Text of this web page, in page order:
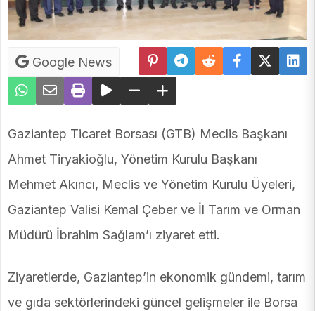
Google News
Gaziantep Ticaret Borsası (GTB) Meclis Başkanı
Ahmet Tiryakioğlu, Yönetim Kurulu Başkanı
Mehmet Akıncı, Meclis ve Yönetim Kurulu Üyeleri,
Gaziantep Valisi Kemal Çeber ve İl Tarım ve Orman
Müdürü İbrahim Sağlam’ı ziyaret etti.
Ziyaretlerde, Gaziantep’in ekonomik gündemi, tarım
ve gıda sektörlerindeki güncel gelişmeler ile Borsa